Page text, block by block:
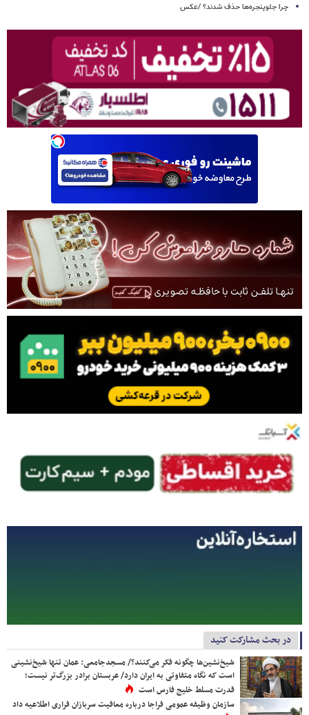
چرا جلوپنجره‌ها حذف شدند؟ /عکس
در بحث مشارکت کنید
شیخ‌نشین‌ها چگونه فکر می‌کنند؟/ مسجدجامعی: عمان تنها شیخ‌نشینی
است که نگاه متفاوتی به ایران دارد/ عربستان برادر بزرگ‌تر نیست؛
قدرت مسلط خلیج فارس است
سازمان وظیفه عمومی فراجا درباره معافیت سربازان فراری اطلاعیه داد